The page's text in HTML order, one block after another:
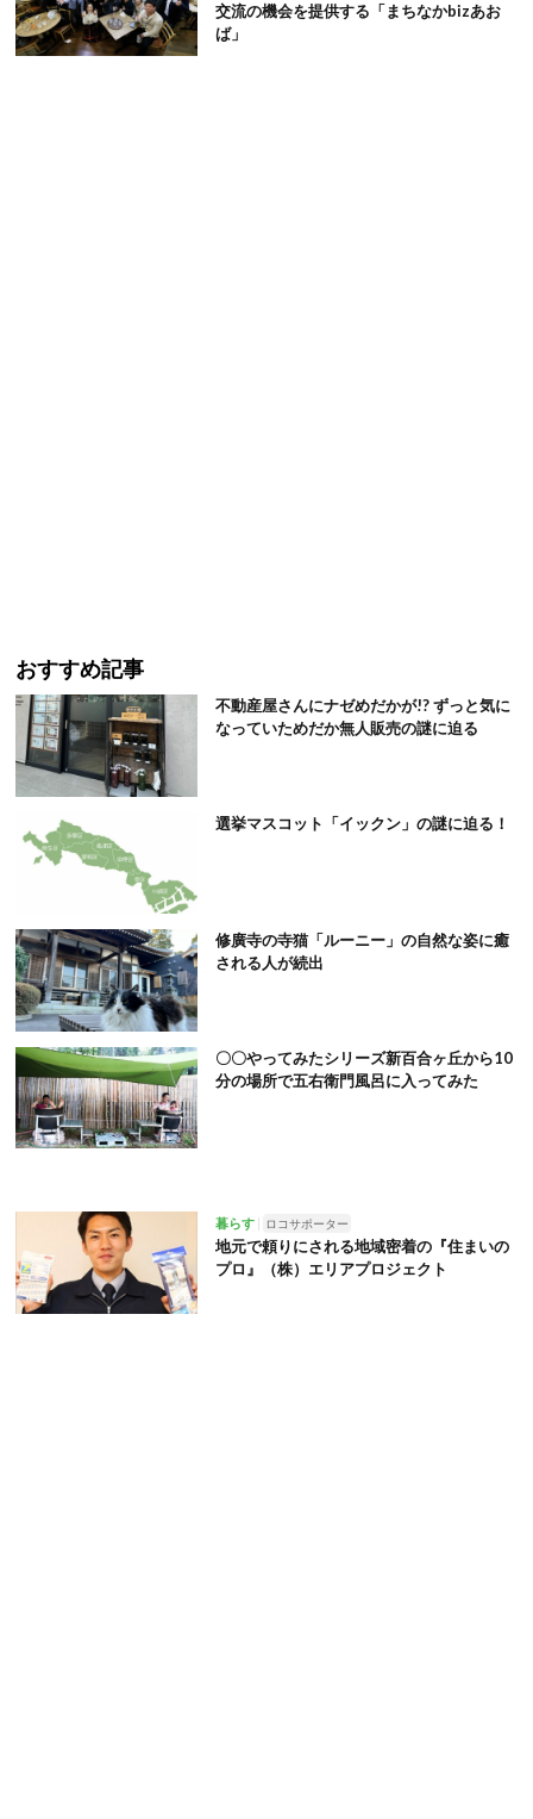
交流の機会を提供する「まちなかbizあお
ば」
おすすめ記事
不動産屋さんにナゼめだかが!? ずっと気に
なっていためだか無人販売の謎に迫る
選挙マスコット「イックン」の謎に迫る！
修廣寺の寺猫「ルーニー」の自然な姿に癒
される人が続出
〇〇やってみたシリーズ新百合ヶ丘から10
分の場所で五右衛門風呂に入ってみた
暮らす ロコサポーター
地元で頼りにされる地域密着の『住まいの
プロ』（株）エリアプロジェクト